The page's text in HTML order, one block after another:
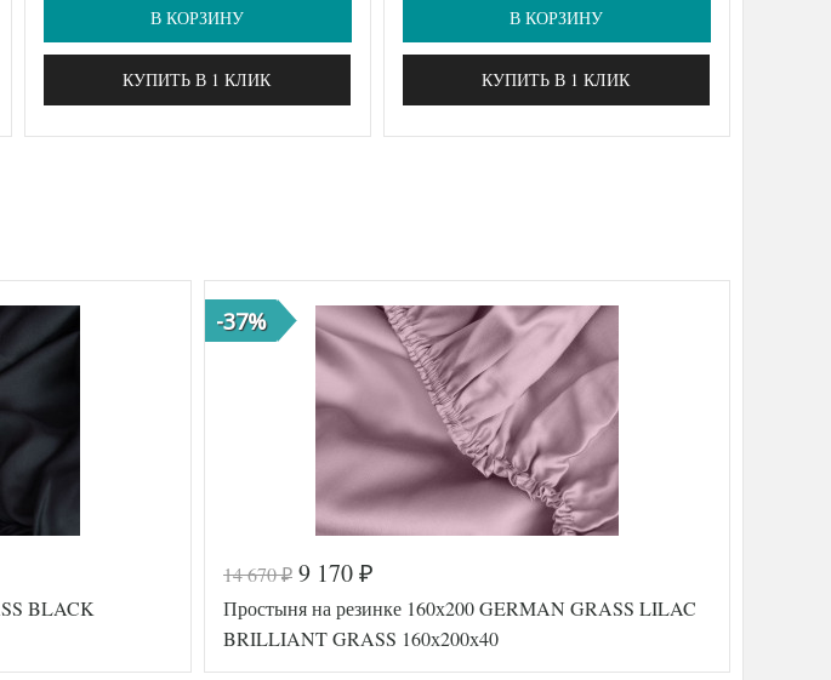
В КОРЗИНУ
КУПИТЬ В 1 КЛИК
В КОРЗИНУ
КУПИТЬ В 1 КЛИК
BLACK
-37%
14 670₽ 9 170 ₽
Простыня на резинке 160х200 GERMAN GRASS LILAC
BRILLIANT GRASS 160х200х40